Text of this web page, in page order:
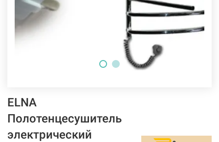
ELNA
Полотенцесушитель
электрический